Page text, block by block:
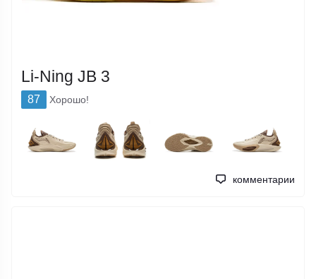
Li-Ning JB 3
87 Хорошо!
комментарии